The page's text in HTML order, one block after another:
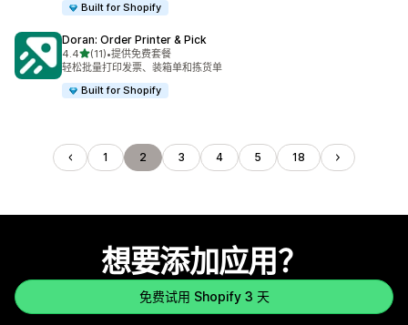
Built for Shopify
Doran: Order Printer & Pick
4.4星（满分 5 星）
(11)
总共 11 条评论
•提供免费套餐
轻松批量打印发票、装箱单和拣货单
Built for Shopify
1 2 3 4 5 18
想要添加应用？
免费试用 Shopify 3 天